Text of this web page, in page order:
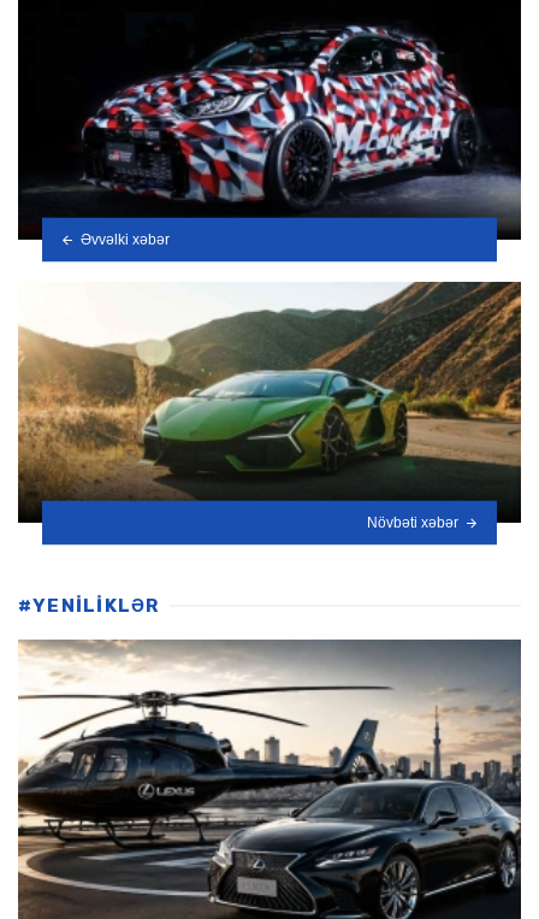
Əvvəlki xəbər
Növbəti xəbər
#YENİLİKLƏR